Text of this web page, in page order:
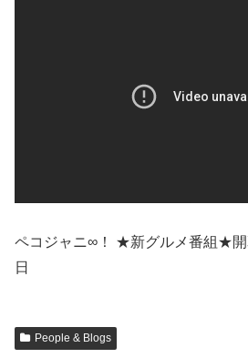
ペコジャニ∞！ ★新グルメ番組★開
日
People & Blogs